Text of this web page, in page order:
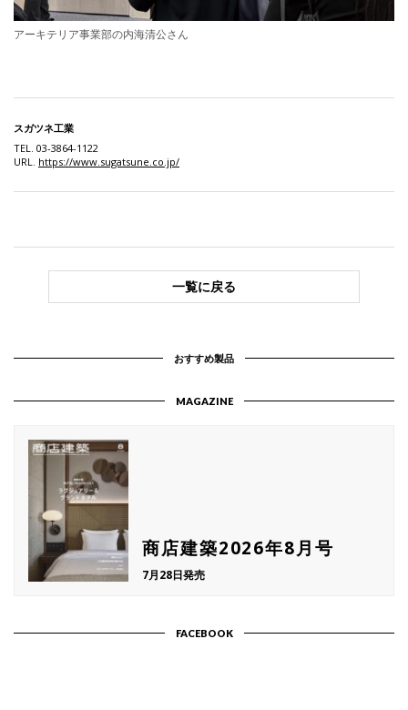
アーキテリア事業部の内海清公さん
スガツネ工業
TEL. 03-3864-1122
URL. https://www.sugatsune.co.jp/
一覧に戻る
おすすめ製品
MAGAZINE
商店建築2026年8月号
7月28日発売
FACEBOOK